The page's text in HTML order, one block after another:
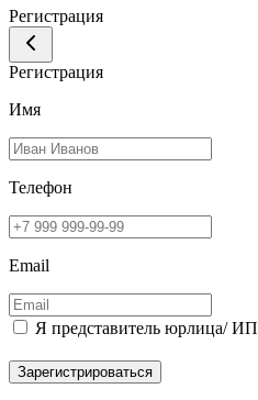
Регистрация
Регистрация
Имя
Телефон
Email
Я представитель юрлица/ ИП
Зарегистрироваться